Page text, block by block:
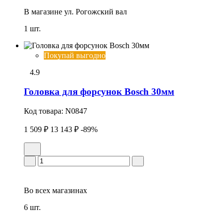
В магазине ул. Рогожский вал
1 шт.
Покупай выгодно
4.9
Головка для форсунок Bosch 30мм
Код товара: N0847
1 509 ₽ 13 143 ₽ -89%
Во всех магазинах
6 шт.